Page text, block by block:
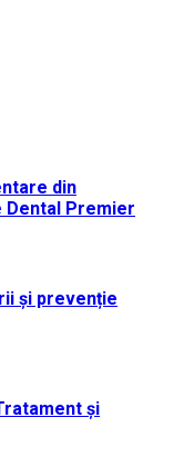
din
Dental Premier
și prevenție
și